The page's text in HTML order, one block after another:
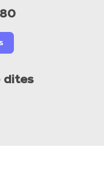
dites